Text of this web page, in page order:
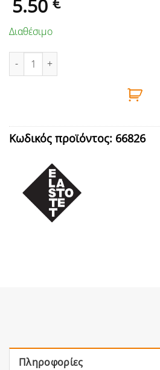
5.50
Διαθέσιμο
ΣΙΛΙΚΟΝΗ ΟΥΔΕΤΕΡΗ ΥΨ.
Κωδικός προϊόντος: 66826
Πληροφορίες